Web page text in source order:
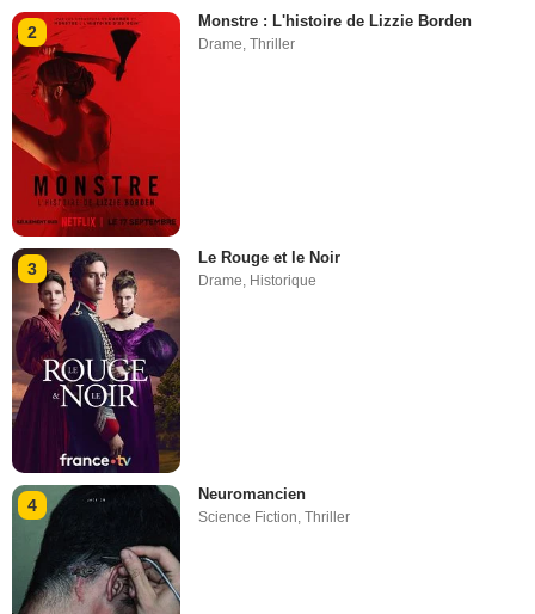
2
Monstre : L'histoire de Lizzie Borden
Drame,Thriller
3
Le Rouge et le Noir
Drame, Historique
4
Neuromancien
Science Fiction,Thriller